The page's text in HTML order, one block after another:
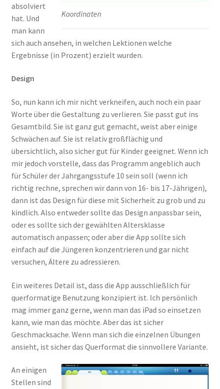
Koordinaten
absolviert
hat. Und
man kann
sich auch ansehen, in welchen Lektionen welche
Ergebnisse (in Prozent) erzielt wurden.
Design
So, nun kann ich mir nicht verkneifen, auch noch ein paar
Worte über die Gestaltung zu verlieren. Sie passt gut ins
Gesamtbild. Sie ist ganz gut gemacht, weist aber einige
Schwächen auf. Sie ist relativ großflächig und
übersichtlich, also sicher gut für Kinder geeignet. Wenn ich
mir jedoch vorstelle, dass das Programm angeblich auch
für Schüler der Jahrgangsstufe 10 sein soll (wenn ich
richtig rechne, sprechen wir dann von 16- bis 17-Jährigen),
dann ist das Design für diese mit Sicherheit zu grob und zu
kindlich. Also entweder sollte das Design anpassbar sein,
oder es sollte sich der gewählten Altersklasse
automatisch anpassen; oder aber die App sollte sich
einfach auf die Jüngeren konzentrieren und gar nicht
versuchen, Ältere zu adressieren.
Ein weiteres Detail ist, dass die App ausschließlich für
querformatige Benutzung konzipiert ist. Ich persönlich
mag immer ganz gerne, wenn man das iPad so einsetzen
kann, wie man das möchte. Aber das ist sicher
Geschmacksache. Wenn man sich die einzelnen Übungen
ansieht, ist sicher das Querformat die sinnvollere Variante.
An einigen
Stellen sind